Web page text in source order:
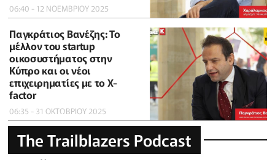
06:40 - 12 ΝΟΕΜΒΡΙΟΥ 2025
Παγκράτιος Βανέζης: Το
μέλλον του startup
οικοσυστήματος στην
Κύπρο και οι νέοι
επιχειρηματίες με το X-
factor
06:35 - 31 ΟΚΤΩΒΡΙΟΥ 2025
The Trailblazers Podcast